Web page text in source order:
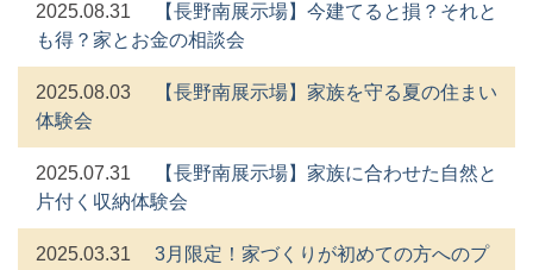
2025.08.31
【長野南展示場】今建てると損？それと
も得？家とお金の相談会
2025.08.03
【長野南展示場】家族を守る夏の住まい
体験会
2025.07.31
【長野南展示場】家族に合わせた自然と
片付く収納体験会
2025.03.31
3月限定！家づくりが初めての方へのプ